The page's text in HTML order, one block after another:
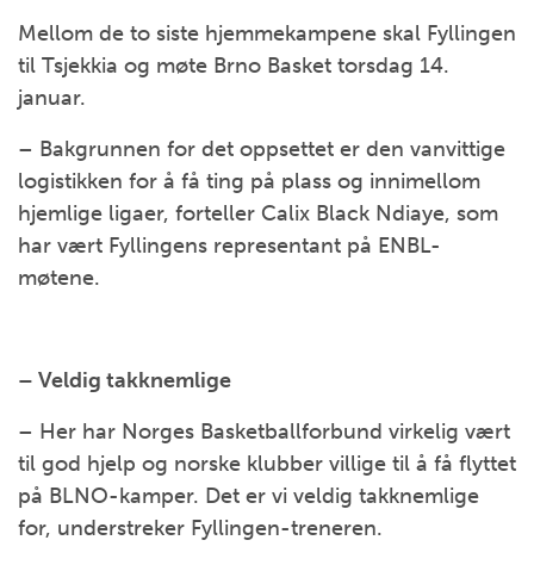
Mellom de to siste hjemmekampene skal Fyllingen
til Tsjekkia og møte Brno Basket torsdag 14.
januar.
– Bakgrunnen for det oppsettet er den vanvittige
logistikken for å få ting på plass og innimellom
hjemlige ligaer, forteller Calix Black Ndiaye, som
har vært Fyllingens representant på ENBL-
møtene.
– Veldig takknemlige
– Her har Norges Basketballforbund virkelig vært
til god hjelp og norske klubber villige til å få flyttet
på BLNO-kamper. Det er vi veldig takknemlige
for, understreker Fyllingen-treneren.